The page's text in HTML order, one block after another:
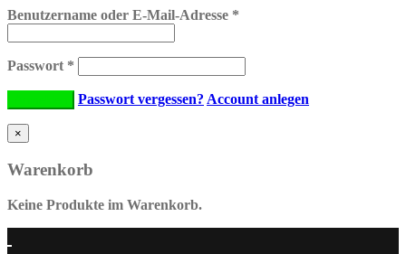
Benutzername oder E-Mail-Adresse *
Passwort *
Passwort vergessen? Account anlegen
×
Warenkorb
Keine Produkte im Warenkorb.